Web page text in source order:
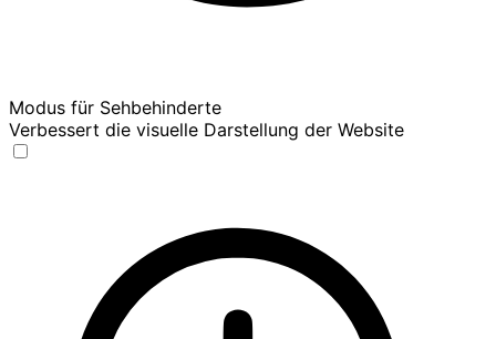
Modus für Sehbehinderte
Verbessert die visuelle Darstellung der Website